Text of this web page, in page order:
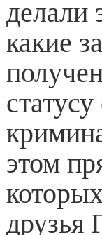
делали
какие
этом
друзья